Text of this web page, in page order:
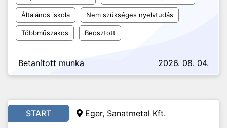
Általános iskola Nem szükséges nyelvtudás
Többműszakos Beosztott
Betanított munka 2026. 08. 04.
START Eger, Sanatmetal Kft.